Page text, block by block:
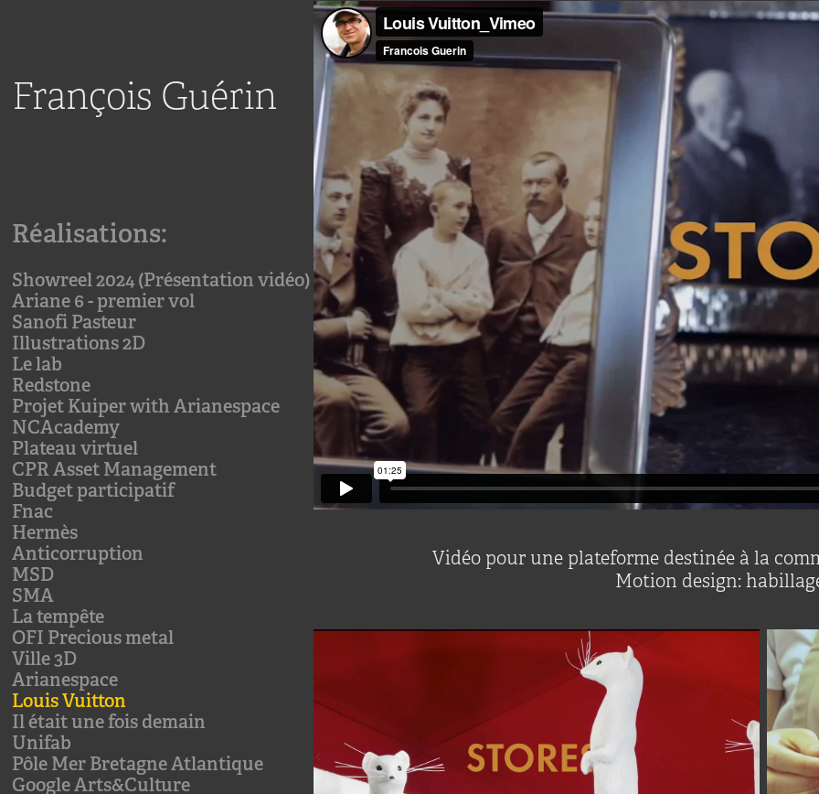
François Guérin
Réalisations:
Showreel 2024 (Présentation vidéo)
Ariane 6 - premier vol
Sanofi Pasteur
Illustrations 2D
Le lab
Redstone
Projet Kuiper with Arianespace
NCAcademy
Plateau virtuel
CPR Asset Management
Budget participatif
Fnac
Hermès
Anticorruption
MSD
SMA
La tempête
OFI Precious metal
Ville 3D
Arianespace
Louis Vuitton
Il était une fois demain
Unifab
Pôle Mer Bretagne Atlantique
Google Arts&Culture
Vidéo pour une plateforme destinée à la
Motion design: